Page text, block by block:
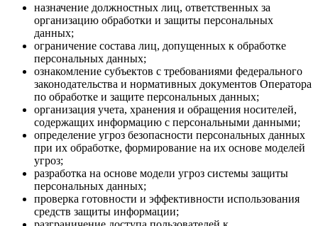
назначение должностных лиц, ответственных за
организацию обработки и защиты персональных
данных;
ограничение состава лиц, допущенных к обработке
персональных данных;
ознакомление субъектов с требованиями федерального
законодательства и нормативных документов Оператора
по обработке и защите персональных данных;
организация учета, хранения и обращения носителей,
содержащих информацию с персональными данными;
определение угроз безопасности персональных данных
при их обработке, формирование на их основе моделей
угроз;
разработка на основе модели угроз системы защиты
персональных данных;
проверка готовности и эффективности использования
средств защиты информации;